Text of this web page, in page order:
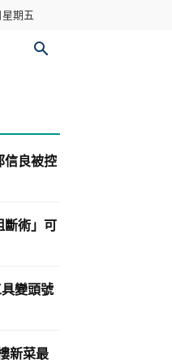
期五
良被控
斷術」可
變頭號
新菜最